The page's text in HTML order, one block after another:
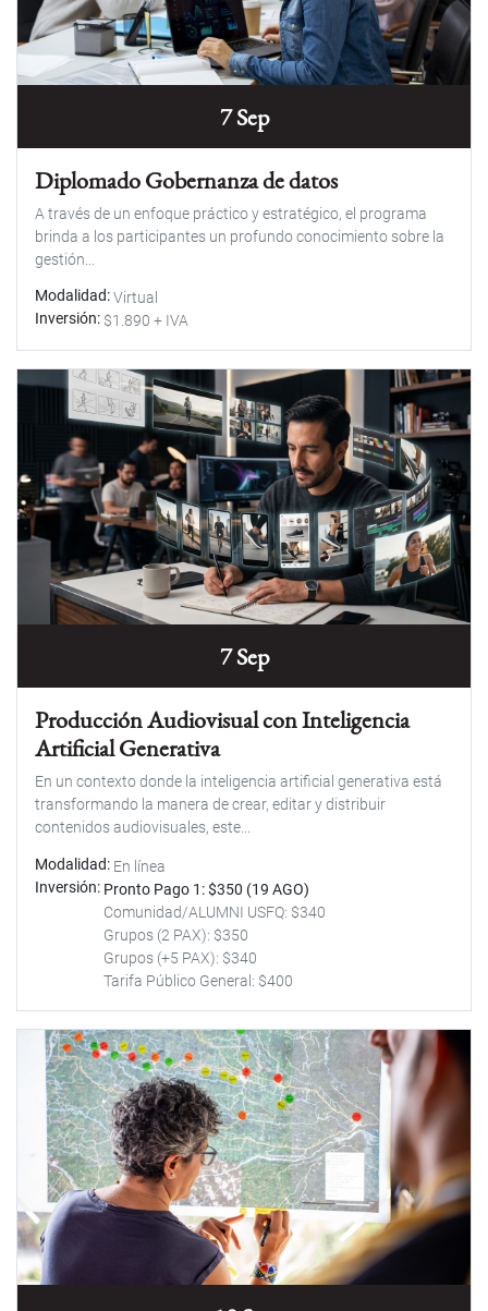
7 Sep
Diplomado Gobernanza de datos
A través de un enfoque práctico y estratégico, el programa
brinda a los participantes un profundo conocimiento sobre la
gestión...
Modalidad Virtual
Inversión $1.890 + IVA
7 Sep
Producción Audiovisual con Inteligencia
Artificial Generativa
En un contexto donde la inteligencia artificial generativa está
transformando la manera de crear, editar y distribuir
contenidos audiovisuales, este...
Modalidad En línea
Inversión Pronto Pago 1: $350 (19 AGO)
Comunidad/ALUMNI USFQ: $340
Grupos (2 PAX): $350
Grupos (+5 PAX): $340
Tarifa Público General: $400